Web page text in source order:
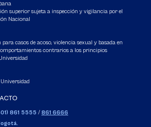
superior sujeta a inspección y vigilancia por el
Nacional
casos de acoso, violencia sexual y basada en
contrarios a los principios
861 5555 / 861 6666